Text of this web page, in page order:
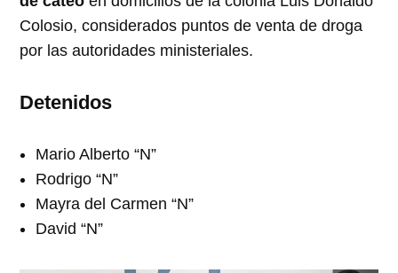
Colosio, considerados puntos de venta de droga
por las autoridades ministeriales.
Detenidos
Mario Alberto “N”
Rodrigo “N”
Mayra del Carmen “N”
David “N”